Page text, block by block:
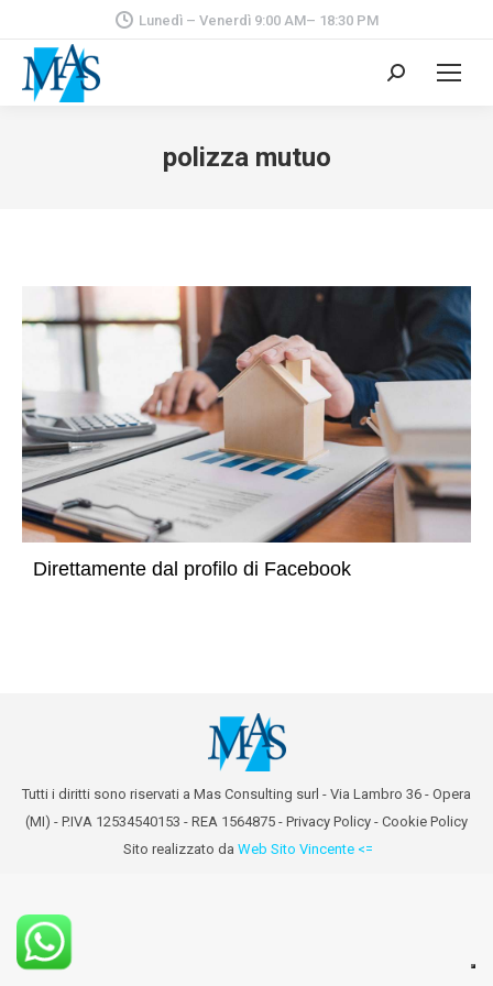
Lunedì – Venerdì 9:00 AM– 18:30 PM
Cerca:
polizza mutuo
Direttamente dal profilo di Facebook
Tutti i diritti sono riservati a Mas Consulting surl - Via Lambro 36 - Opera
(MI) - P.IVA 12534540153 - REA 1564875 - Privacy Policy - Cookie Policy
Sito realizzato da Web Sito Vincente <=